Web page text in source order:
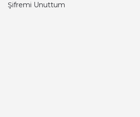
Şifremi Unuttum